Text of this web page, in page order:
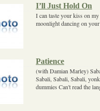
I’ll Just Hold On
I can taste your kiss on
moonlight dancing on
Patience
(with Damian Marley)
Sabali, Sabali, Sabali,
dummies Can't read the